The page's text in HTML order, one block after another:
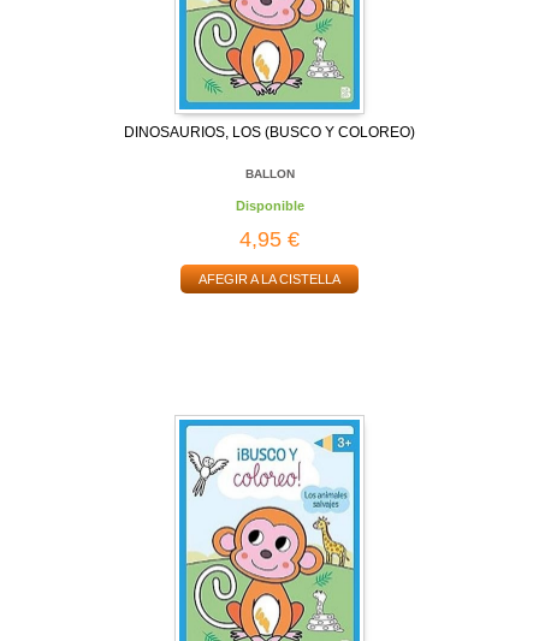
DINOSAURIOS, LOS (BUSCO Y COLOREO)
BALLON
Disponible
4,95 €
AFEGIR A LA CISTELLA